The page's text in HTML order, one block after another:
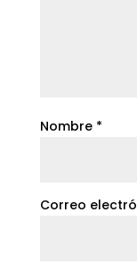
Nombre *
Correo